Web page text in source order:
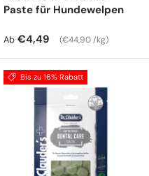
Paste für Hundewelpen
Normaler Preis
Ab €4,49 Grundpreis
€44,90 /kg
Bis zu 16% Rabatt